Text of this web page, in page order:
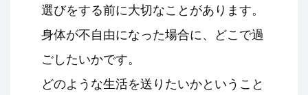
選びをする前に大切なことがあります。
身体が不自由になった場合に、どこで過
ごしたいかです。
どのような生活を送りたいかということ